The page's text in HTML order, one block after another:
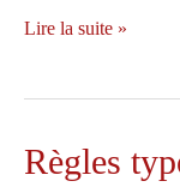
QR
et
interactif
Lire la suite »
Règles